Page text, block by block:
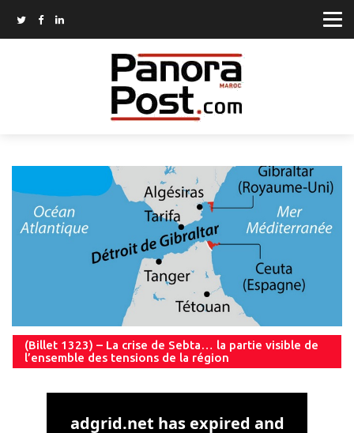
(Billet 1323) – La crise de Sebta… la partie visible de
l’ensemble des tensions de la région